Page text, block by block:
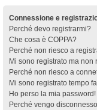
Connessione e
Perché devo registrarmi?
Che cosa è COPPA?
Perché non riesco a
Mi sono registrato ma non
Perché non riesco a
Mi sono registrato tempo
Ho perso la mia password!
Perché vengo